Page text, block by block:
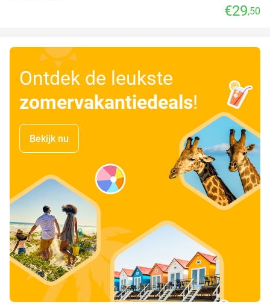
€29,50
Ontdek de leukste
zomervakantiedeals!
Bekijk nu